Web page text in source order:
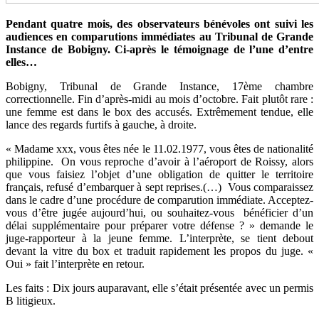
Pendant quatre mois, des observateurs bénévoles ont suivi les
audiences en comparutions immédiates au Tribunal de Grande
Instance de Bobigny. Ci-après le témoignage de l’une d’entre
elles…
Bobigny, Tribunal de Grande Instance, 17ème chambre
correctionnelle. Fin d’après-midi au mois d’octobre. Fait plutôt rare :
une femme est dans le box des accusés. Extrêmement tendue, elle
lance des regards furtifs à gauche, à droite.
« Madame xxx, vous êtes née le 11.02.1977, vous êtes de nationalité
philippine. On vous reproche d’avoir à l’aéroport de Roissy, alors
que vous faisiez l’objet d’une obligation de quitter le territoire
français, refusé d’embarquer à sept reprises.(…) Vous comparaissez
dans le cadre d’une procédure de comparution immédiate. Acceptez-
vous d’être jugée aujourd’hui, ou souhaitez-vous bénéficier d’un
délai supplémentaire pour préparer votre défense ? » demande le
juge-rapporteur à la jeune femme. L’interprète, se tient debout
devant la vitre du box et traduit rapidement les propos du juge. «
Oui » fait l’interprète en retour.
Les faits : Dix jours auparavant, elle s’était présentée avec un permis
B litigieux.